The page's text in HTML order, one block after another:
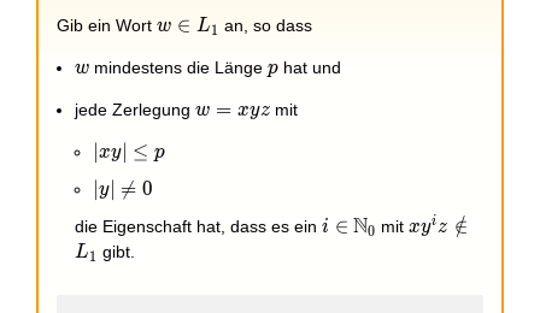
Gib ein Wort w\in
w ∈ L1 an, so dass
w
w mindestens die Längep
p hat und
jede Zerlegung w
w = xyz mit
|xy|
\leq
p
xy∣ ≤ p
|y|
0
y∣ 
= 0
die Eigenschaft hat, dass es ein i\in
i ∈ N0 mitxy^iz\notin
xyiz ∈
/
L1 gibt.